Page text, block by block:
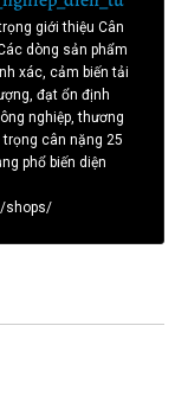
giới thiệu Cân
dòng sản phẩm
xác, cảm biến tải
đạt ổn định
nghiệp, thương
cân nặng 25
phổ biến diện
shops/